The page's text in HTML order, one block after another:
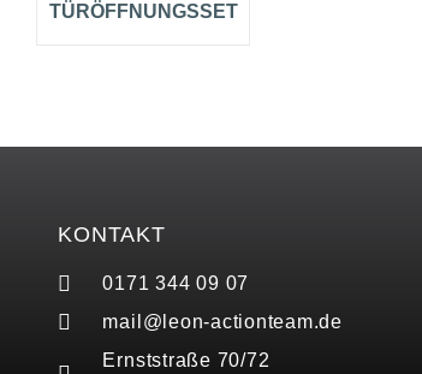
TÜRÖFFNUNGSSET
KONTAKT
0171 344 09 07
mail@leon-actionteam.de
Ernststraße 70/72